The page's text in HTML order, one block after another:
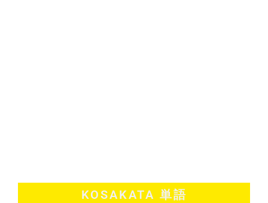
KOSAKATA 単語